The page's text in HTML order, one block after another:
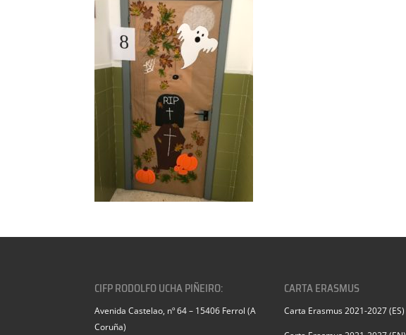
CIFP RODOLFO UCHA PIÑEIRO:
Avenida Castelao, nº 64 – 15406 Ferrol (A
Coruña)
CARTA ERASMUS
Carta Erasmus 2021-2027 (ES)